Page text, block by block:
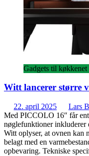
Gadgets til køkkenet
Witt lancerer større
22. april 2025 Lars
Med PICCOLO 16″ får
nøglefunktioner inkluderer
Witt oplyser, at ovnen kan
belagt med en
opbevaring. Tekniske